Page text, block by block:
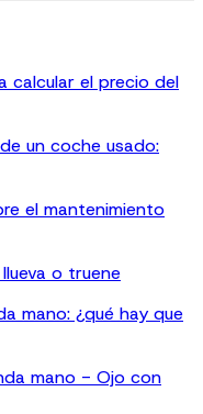
calcular el precio del
un coche usado:
el mantenimiento
o truene
mano: ¿qué hay que
mano - Ojo con